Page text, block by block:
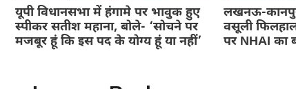
यूपी विधानसभा में हंगामे पर भावुक हुए
स्पीकर सतीश महाना, बोले- ‘सोचने पर
मजबूर हूं कि इस पद के योग्य हूं या नहीं’
लखनऊ-
वसूली
पर NHAI का